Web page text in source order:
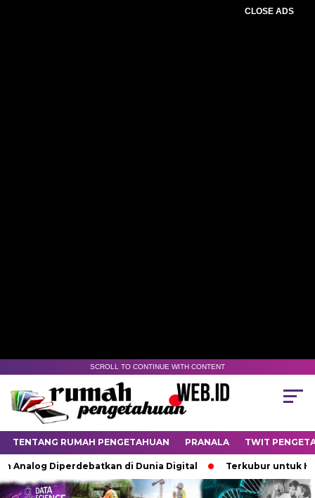
CLOSE ADS
SCROLL TO CONTINUE WITH CONTENT
TENTANG RUMAH PENGETAHUAN PRANALA TWIT
Analog Diperdebatkan di Dunia Digital Terkubur untuk